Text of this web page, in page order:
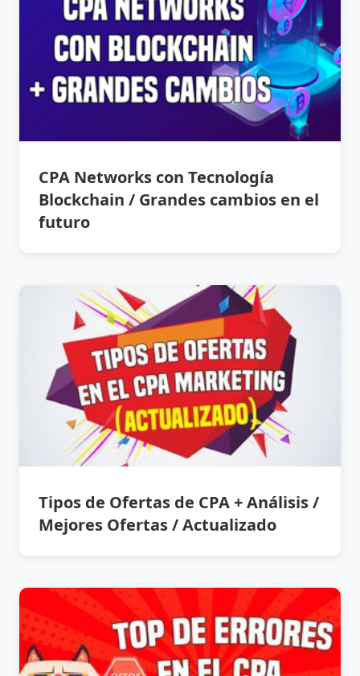
CPA Networks con Tecnología
Blockchain / Grandes cambios en el
futuro
Tipos de Ofertas de CPA + Análisis /
Mejores Ofertas / Actualizado